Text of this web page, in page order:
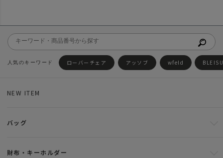
ローバーチェア アッソブ wfeld
NEW ITEM
バッグ
財布・キーホルダー